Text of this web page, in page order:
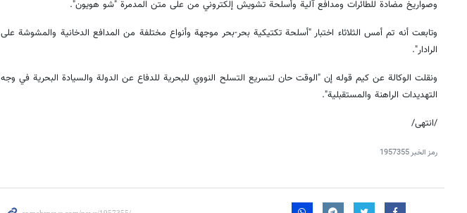
وصواريخ مضادة للطائرات ومدافع آلية وأسلحة تشويش إلكتروني من على متن المدمرة "شو هويون".
وتابعت أنه تم أمس الثلاثاء اختبار "أسلحة تكتيكية بحر-بحر موجهة وأنواع مختلفة من المدافع الدخانية والمشوشة على
الرادار".
ونقلت الوكالة عن كيم قوله إن "الوقت حان لتسريع التسلح النووي للبحرية للدفاع عن الدولة والسيادة البحرية في وجه
التهديدات الراهنة والمستقبلية".
/انتهى/
رمز الخبر1957355